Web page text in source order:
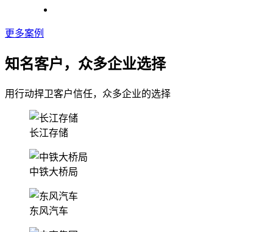
更多案例
知名客户，众多企业选择
用行动捍卫客户信任，众多企业的选择
长江存储
中铁大桥局
东风汽车